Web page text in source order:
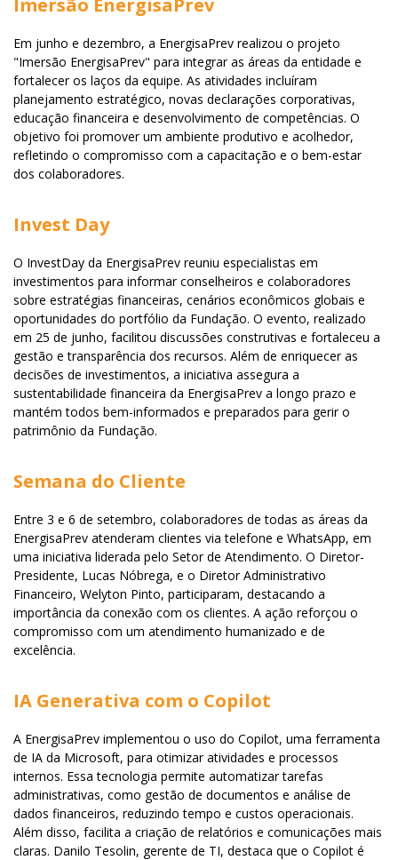
Imersão EnergisaPrev
Em junho e dezembro, a EnergisaPrev realizou o projeto
"Imersão EnergisaPrev" para integrar as áreas da entidade e
fortalecer os laços da equipe. As atividades incluíram
planejamento estratégico, novas declarações corporativas,
educação financeira e desenvolvimento de competências. O
objetivo foi promover um ambiente produtivo e acolhedor,
refletindo o compromisso com a capacitação e o bem-estar
dos colaboradores.
Invest Day
O InvestDay da EnergisaPrev reuniu especialistas em
investimentos para informar conselheiros e colaboradores
sobre estratégias financeiras, cenários econômicos globais e
oportunidades do portfólio da Fundação. O evento, realizado
em 25 de junho, facilitou discussões construtivas e fortaleceu a
gestão e transparência dos recursos. Além de enriquecer as
decisões de investimentos, a iniciativa assegura a
sustentabilidade financeira da EnergisaPrev a longo prazo e
mantém todos bem-informados e preparados para gerir o
patrimônio da Fundação.
Semana do Cliente
Entre 3 e 6 de setembro, colaboradores de todas as áreas da
EnergisaPrev atenderam clientes via telefone e WhatsApp, em
uma iniciativa liderada pelo Setor de Atendimento. O Diretor-
Presidente, Lucas Nóbrega, e o Diretor Administrativo
Financeiro, Welyton Pinto, participaram, destacando a
importância da conexão com os clientes. A ação reforçou o
compromisso com um atendimento humanizado e de
excelência.
IA Generativa com o Copilot
A EnergisaPrev implementou o uso do Copilot, uma ferramenta
de IA da Microsoft, para otimizar atividades e processos
internos. Essa tecnologia permite automatizar tarefas
administrativas, como gestão de documentos e análise de
dados financeiros, reduzindo tempo e custos operacionais.
Além disso, facilita a criação de relatórios e comunicações mais
claras. Danilo Tesolin, gerente de TI, destaca que o Copilot é